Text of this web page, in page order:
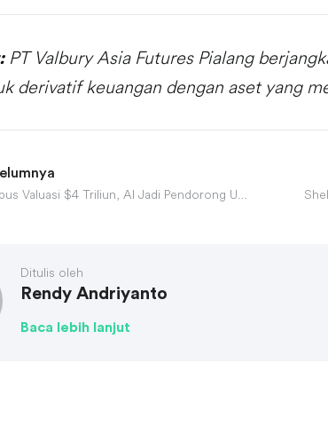
PT Valbury Asia Futures Pialang
derivatif keuangan dengan aset yang
Google Tembus Valuasi $4 Triliun, AI Jadi Pendorong Utama
Ditulis oleh
Rendy Andriyanto
Baca lebih lanjut